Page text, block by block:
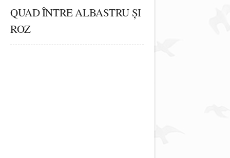
QUAD ÎNTRE ALBASTRU ȘI
ROZ